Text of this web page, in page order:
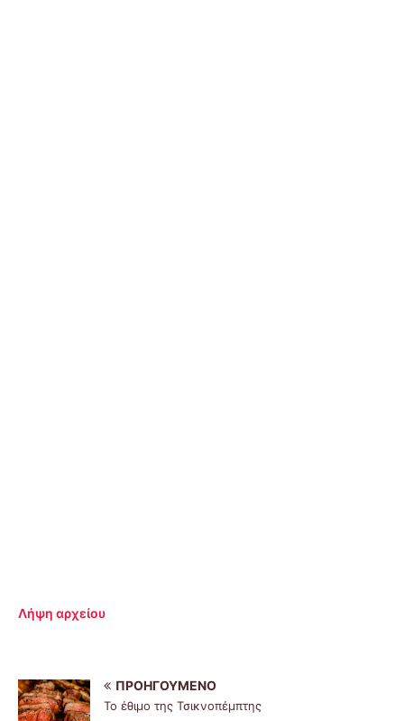
Λήψη αρχείου
ΠΡΟΗΓΟΎΜΕΝΟ
Το έθιμο της Τσικνοπέμπτης